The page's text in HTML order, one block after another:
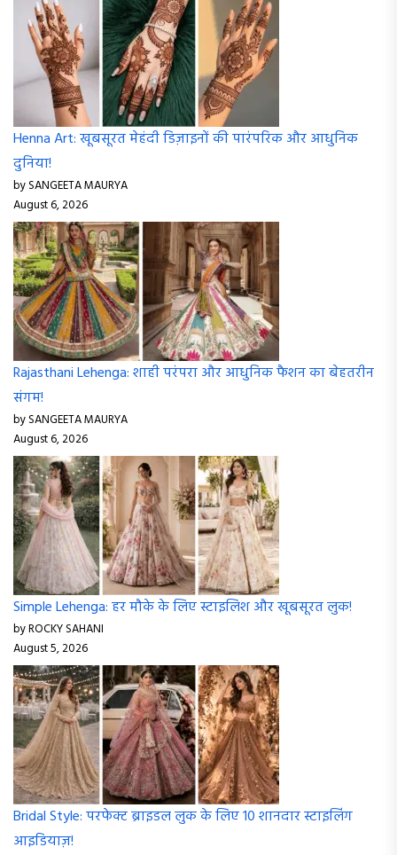
Henna Art: खूबसूरत मेहंदी डिज़ाइनों की पारंपरिक और आधुनिक
दुनिया!
by SANGEETA MAURYA
August 6, 2026
Rajasthani Lehenga: शाही परंपरा और आधुनिक फैशन का बेहतरीन
संगम!
by SANGEETA MAURYA
August 6, 2026
Simple Lehenga: हर मौके के लिए स्टाइलिश और खूबसूरत लुक!
by ROCKY SAHANI
August 5, 2026
Bridal Style: परफेक्ट ब्राइडल लुक के लिए 10 शानदार स्टाइलिंग
आइडियाज़!
by ROCKY SAHANI
August 5, 2026
Post Views:78